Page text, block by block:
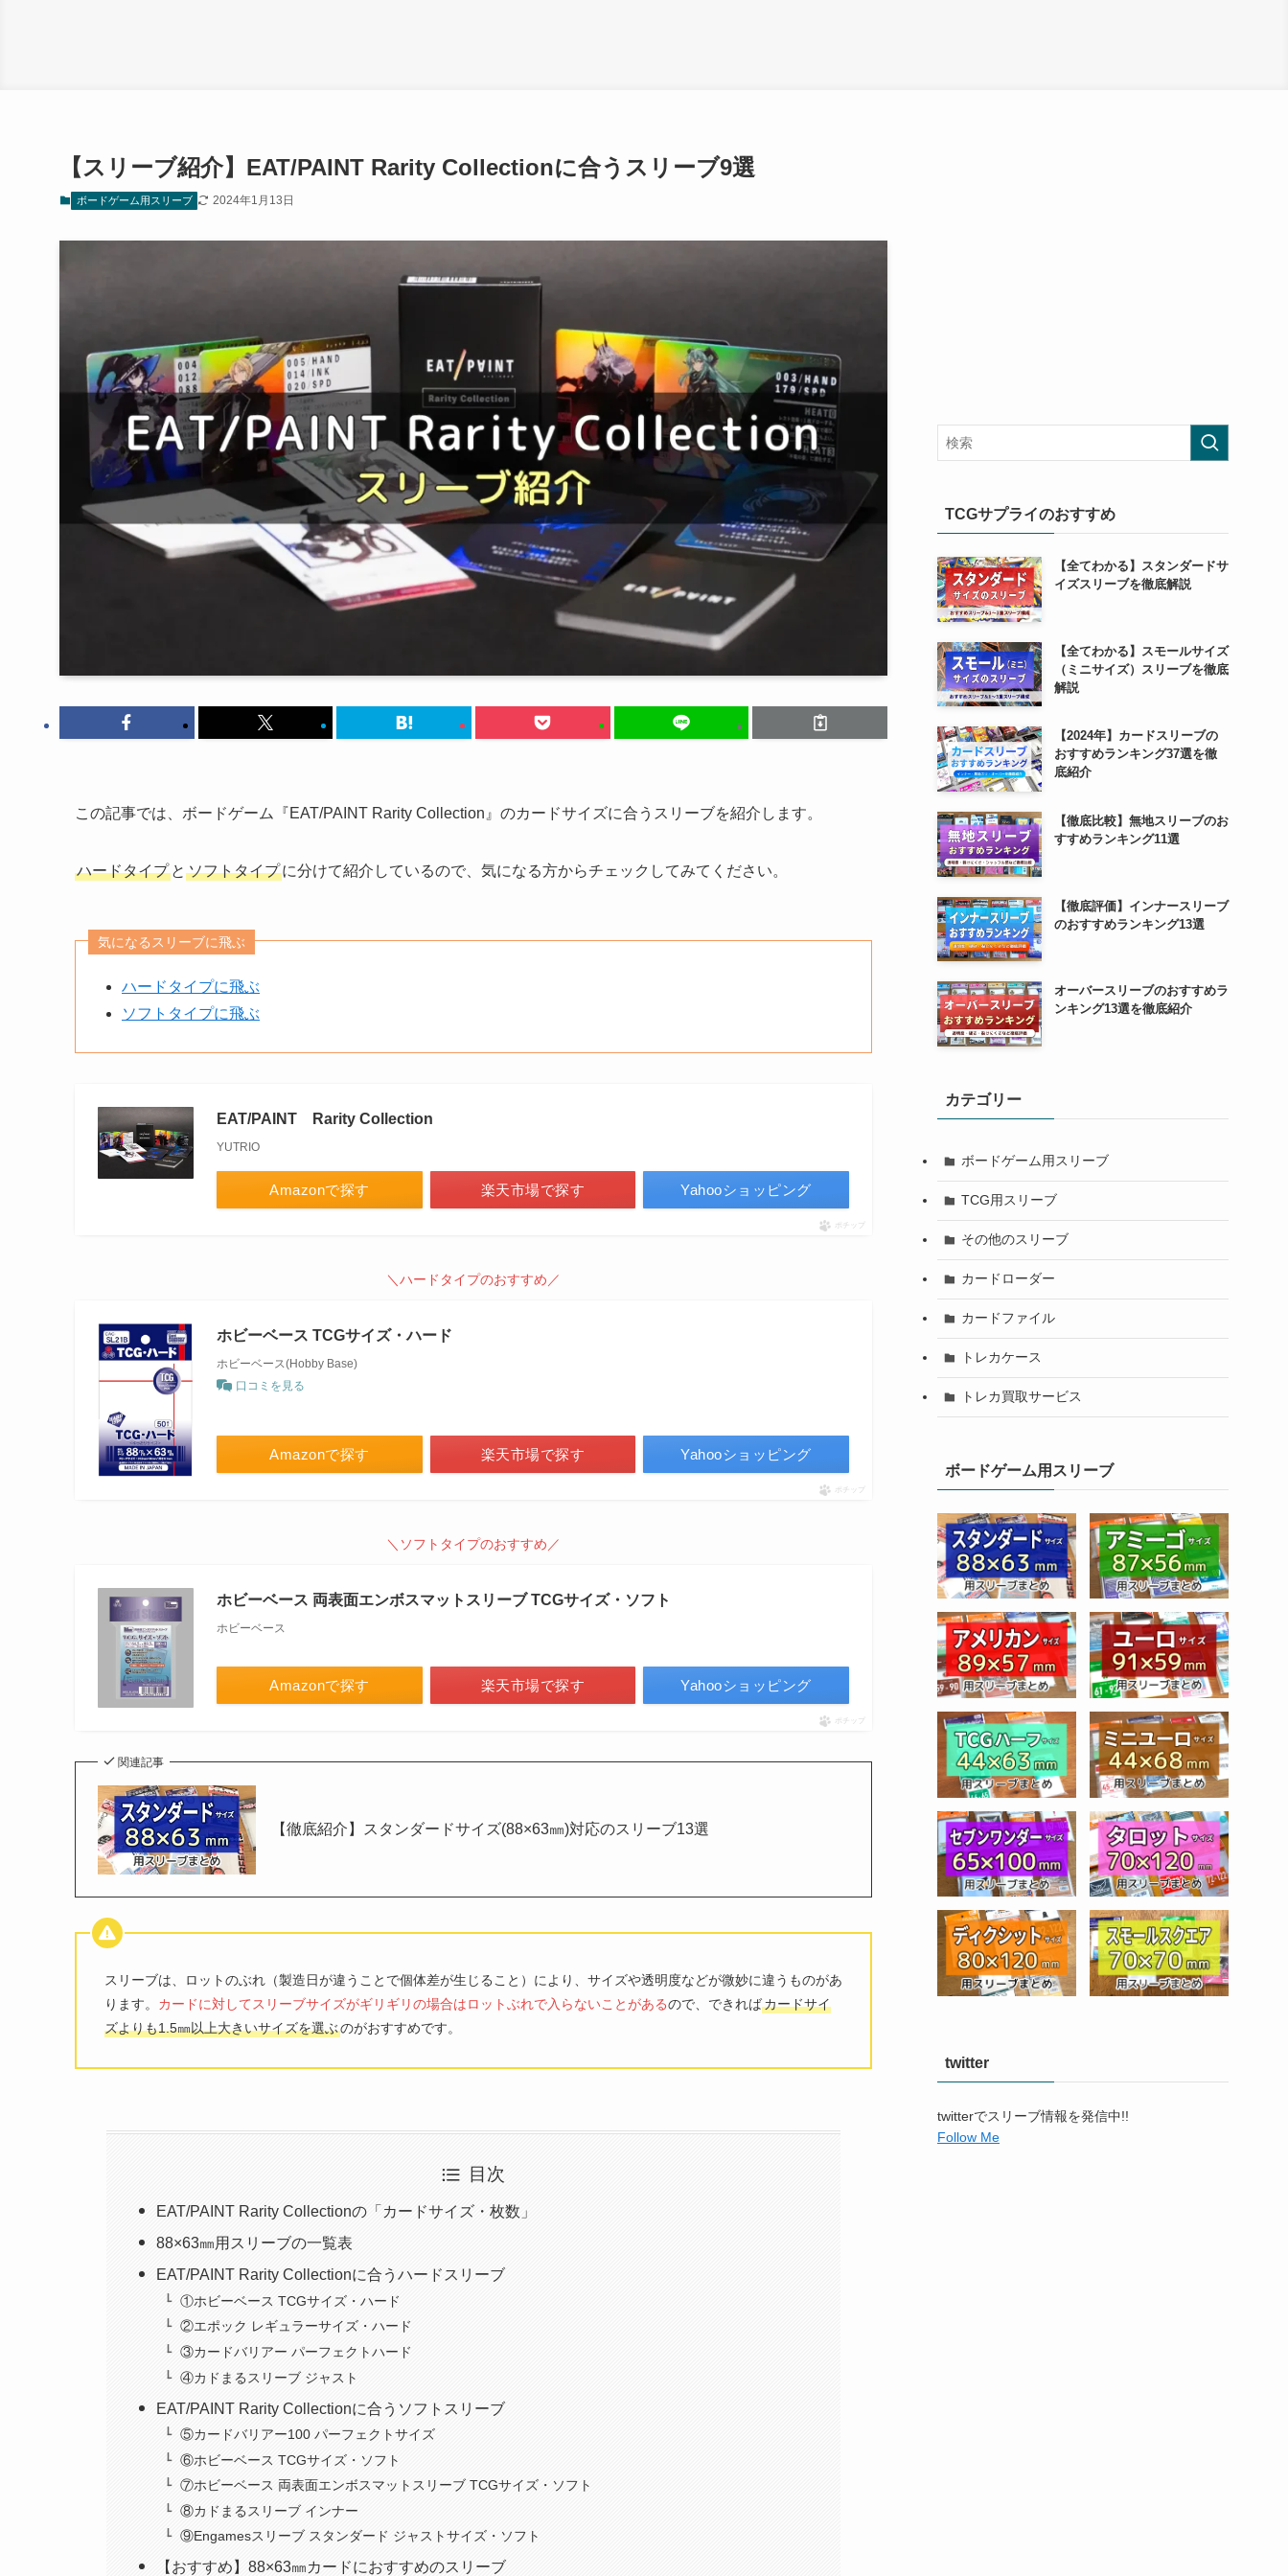
【スリーブ紹介】EAT/PAINT Rarity Collectionに合うスリーブ9選
ボードゲーム用スリーブ 2024年1月13日
この記事では、ボードゲーム『EAT/PAINT Rarity Collection』のカードサイズに合うスリーブを紹介します。
ハードタイプ と ソフトタイプに分けて紹介しているので、気になる方からチェックしてみてください。
気になるスリーブに飛ぶ
ハードタイプに飛ぶ
ソフトタイプに飛ぶ
EAT/PAINT Rarity Collection
YUTRIO
Amazonで探す 楽天市場で探す Yahooショッピング
ポチップ
＼ハードタイプのおすすめ／
ホビーベース TCGサイズ・ハード
ホビーベース(Hobby Base)
口コミを見る
Amazonで探す 楽天市場で探す Yahooショッピング
ポチップ
＼ソフトタイプのおすすめ／
ホビーベース 両表面エンボスマットスリーブ TCGサイズ・ソフト
ホビーベース
Amazonで探す 楽天市場で探す Yahooショッピング
ポチップ
関連記事
【徹底紹介】スタンダードサイズ(88×63㎜)対応のスリーブ13選
スリーブは、ロットのぶれ（製造日が違うことで個体差が生じること）により、サイズや透明度などが微妙に違うものがあ
ります。 カードに対してスリーブサイズがギリギリの場合はロットぶれで入らないことがあるので、できればカードサイ
ズよりも1.5㎜以上大きいサイズを選ぶのがおすすめです。
目次
EAT/PAINT Rarity Collectionの「カードサイズ・枚数」
88×63㎜用スリーブの一覧表
EAT/PAINT Rarity Collectionに合うハードスリーブ
①ホビーベース TCGサイズ・ハード
②エポック レギュラーサイズ・ハード
③カードバリアー パーフェクトハード
④カドまるスリーブ ジャスト
EAT/PAINT Rarity Collectionに合うソフトスリーブ
⑤カードバリアー100 パーフェクトサイズ
⑥ホビーベース TCGサイズ・ソフト
⑦ホビーベース 両表面エンボスマットスリーブ TCGサイズ・ソフト
⑧カドまるスリーブ インナー
⑨Engamesスリーブ スタンダード ジャストサイズ・ソフト
【おすすめ】88×63㎜カードにおすすめのスリーブ
TCGサプライのおすすめ
【全てわかる】スタンダードサ
イズスリーブを徹底解説
【全てわかる】スモールサイズ
（ミニサイズ）スリーブを徹底
解説
【2024年】カードスリーブの
おすすめランキング37選を徹
底紹介
【徹底比較】無地スリーブのお
すすめランキング11選
【徹底評価】インナースリーブ
のおすすめランキング13選
オーバースリーブのおすすめラ
ンキング13選を徹底紹介
カテゴリー
ボードゲーム用スリーブ
TCG用スリーブ
その他のスリーブ
カードローダー
カードファイル
トレカケース
トレカ買取サービス
ボードゲーム用スリーブ
twitter
twitterでスリーブ情報を発信中!!
Follow Me